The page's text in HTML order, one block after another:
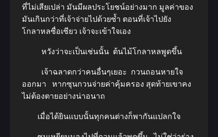
ที่ไม่เสียเปล่า มันมีผลประโยชน์อย่างมาก มูลค่าของ
มันเกินกว่าที่เจ้าจ่ายไปด้วยซ้ำ ตอนที่เจ้าไปยัง
โกลาหลซื่อเซียว เจ้าจะเข้าใจเอง
หวังว่าจะเป็นเช่นนั้น ต้นไม้โกลาหลพูดขึ้น
เจ้าฉลาดกว่าคนอื่นๆเยอะ กวนถอนหายใจ
ออกมา หากซุนกวนจ่ายค่าคุ้มครอง สุดท้ายเขาคง
ไม่ต้องตายอย่างน่าอนาถ
เมื่อได้ยินแบบนั้นทุกคนต่างก็พากันแปลกใจ